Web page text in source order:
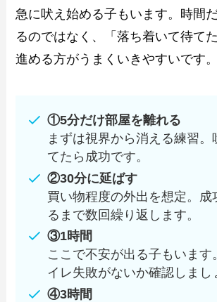
急に吠え始める子もいます。時間
るのではなく、「落ち着いて待て
進める方がうまくいきやすいです。
①5分だけ部屋を離れる
まずは視界から消える練習。
てたら成功です。
②30分に延ばす
買い物程度の外出を想定。成
るまで数回繰り返します。
③1時間
ここで不安が出る子もいます
イレ失敗がないか確認しまし
④3時間